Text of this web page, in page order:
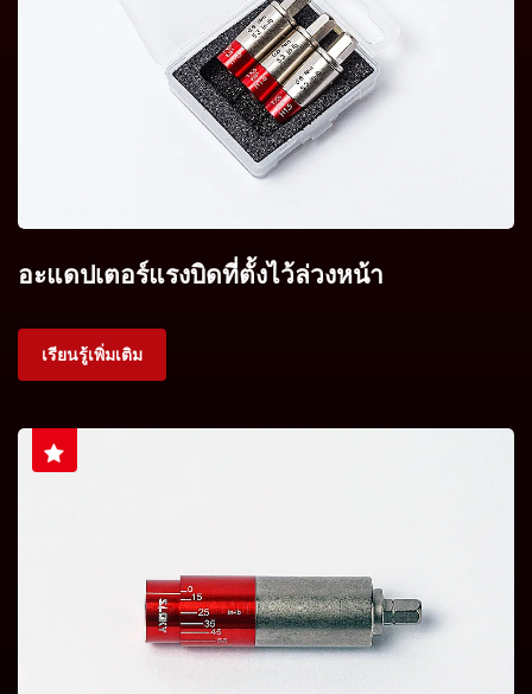
อะแดปเตอร์แรงบิดที่ตั้งไว้ล่วงหน้า
เรียนรู้เพิ่มเติม